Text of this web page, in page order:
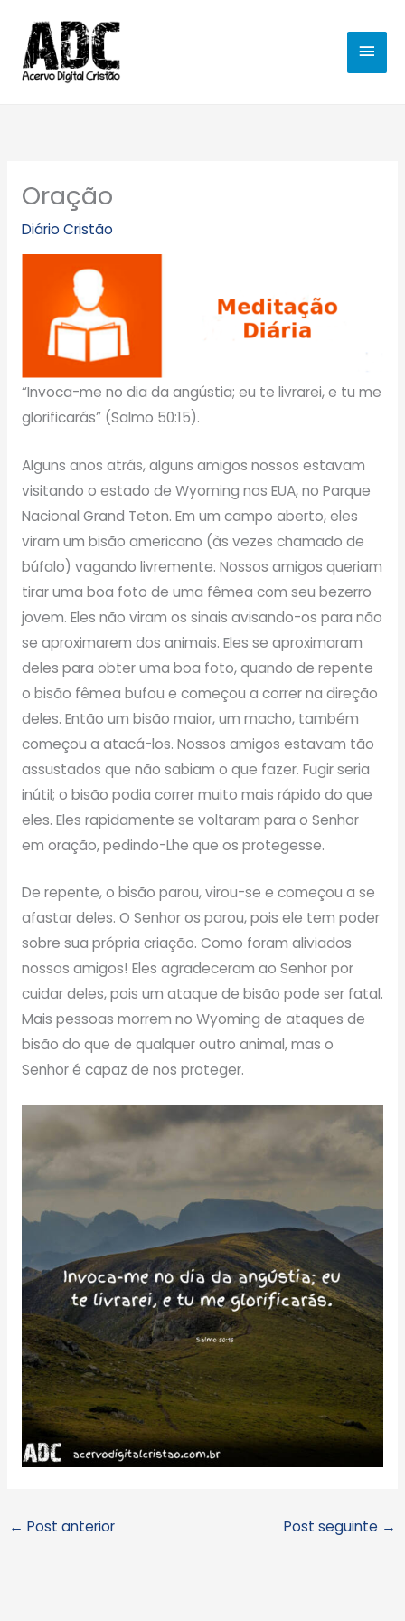
para
conteúdo
Oração
Diário Cristão
“Invoca-me no dia da angústia; eu te livrarei, e tu me
glorificarás” (Salmo 50:15).
Alguns anos atrás, alguns amigos nossos estavam
visitando o estado de Wyoming nos EUA, no Parque
Nacional Grand Teton. Em um campo aberto, eles
viram um bisão americano (às vezes chamado de
búfalo) vagando livremente. Nossos amigos queriam
tirar uma boa foto de uma fêmea com seu bezerro
jovem. Eles não viram os sinais avisando-os para não
se aproximarem dos animais. Eles se aproximaram
deles para obter uma boa foto, quando de repente
o bisão fêmea bufou e começou a correr na direção
deles. Então um bisão maior, um macho, também
começou a atacá-los. Nossos amigos estavam tão
assustados que não sabiam o que fazer. Fugir seria
inútil; o bisão podia correr muito mais rápido do que
eles. Eles rapidamente se voltaram para o Senhor
em oração, pedindo-Lhe que os protegesse.
De repente, o bisão parou, virou-se e começou a se
afastar deles. O Senhor os parou, pois ele tem poder
sobre sua própria criação. Como foram aliviados
nossos amigos! Eles agradeceram ao Senhor por
cuidar deles, pois um ataque de bisão pode ser fatal.
Mais pessoas morrem no Wyoming de ataques de
bisão do que de qualquer outro animal, mas o
Senhor é capaz de nos proteger.
← Post anterior Post seguinte →